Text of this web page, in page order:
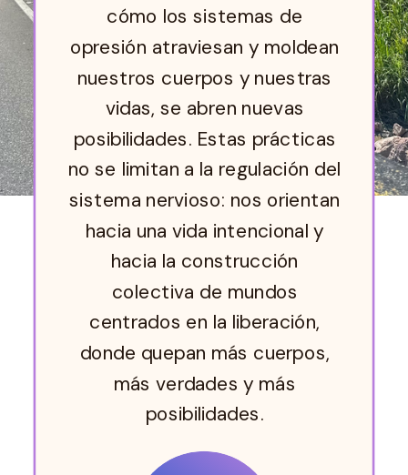
cómo los sistemas de
opresión atraviesan y moldean
nuestros cuerpos y nuestras
vidas, se abren nuevas
posibilidades. Estas prácticas
no se limitan a la regulación del
sistema nervioso: nos orientan
hacia una vida intencional y
hacia la construcción
colectiva de mundos
centrados en la liberación,
donde quepan más cuerpos,
más verdades y más
posibilidades.